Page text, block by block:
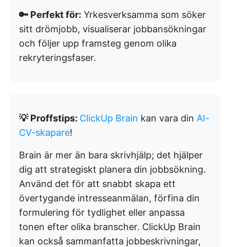
🔑 Perfekt för: Yrkesverksamma som söker
sitt drömjobb, visualiserar jobbansökningar
och följer upp framsteg genom olika
rekryteringsfaser.
💡 Proffstips: ClickUp Brain kan vara din AI-
CV-skapare!
Brain är mer än bara skrivhjälp; det hjälper
dig att strategiskt planera din jobbsökning.
Använd det för att snabbt skapa ett
övertygande intresseanmälan, förfina din
formulering för tydlighet eller anpassa
tonen efter olika branscher. ClickUp Brain
kan också sammanfatta jobbeskrivningar,